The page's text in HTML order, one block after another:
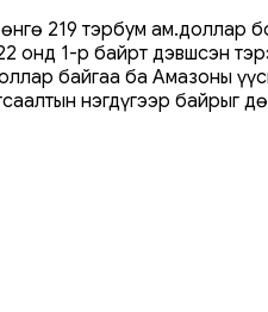
219 тэрбум ам.доллар
онд 1-р байрт дэвшсэн
байгаа ба Амазоны
нэгдүгээр байрыг